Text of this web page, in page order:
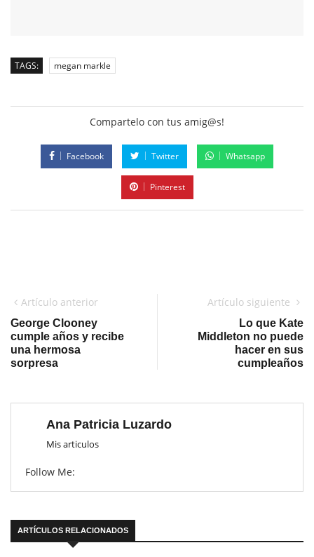
TAGS: megan markle
Compartelo con tus amig@s!
Facebook Twitter Whatsapp
Pinterest
Artículo anterior
George Clooney
cumple años y recibe
una hermosa
sorpresa
Artículo siguiente
Lo que Kate
Middleton no puede
hacer en sus
cumpleaños
Ana Patricia Luzardo
Mis articulos
Follow Me:
ARTÍCULOS RELACIONADOS